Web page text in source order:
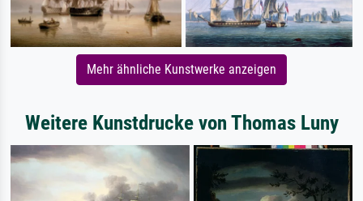
Mehr ähnliche Kunstwerke anzeigen
Weitere Kunstdrucke von Thomas Luny